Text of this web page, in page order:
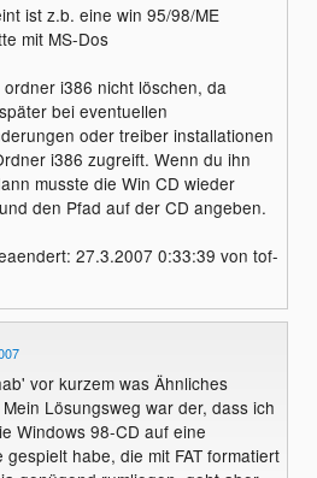
ist z.b. eine win 95/98/ME
mit MS-Dos
i386 nicht löschen, da
bei eventuellen
oder treiber installationen
i386 zugreift. Wenn du ihn
musste die Win CD wieder
den Pfad auf der CD angeben.
27.3.2007 0:33:39 von tof-
vor kurzem was Ähnliches
Lösungsweg war der, dass ich
Windows 98-CD auf eine
gespielt habe, die mit FAT formatiert